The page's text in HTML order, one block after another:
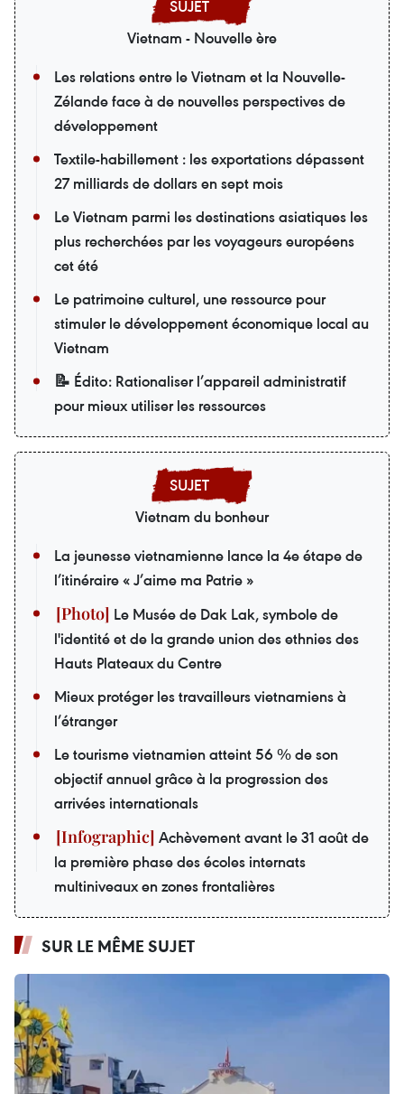
Vietnam - Nouvelle ère
Les relations entre le Vietnam et la Nouvelle-
Zélande face à de nouvelles perspectives de
développement
Textile-habillement : les exportations dépassent
27 milliards de dollars en sept mois
Le Vietnam parmi les destinations asiatiques les
plus recherchées par les voyageurs européens
cet été
Le patrimoine culturel, une ressource pour
stimuler le développement économique local au
Vietnam
📝 Édito: Rationaliser l’appareil administratif
pour mieux utiliser les ressources
Vietnam du bonheur
La jeunesse vietnamienne lance la 4e étape de
l’itinéraire « J’aime ma Patrie »
Le Musée de Dak Lak, symbole de
l'identité et de la grande union des ethnies des
Hauts Plateaux du Centre
Mieux protéger les travailleurs vietnamiens à
l’étranger
Le tourisme vietnamien atteint 56 % de son
objectif annuel grâce à la progression des
arrivées internationals
Achèvement avant le 31 août de
la première phase des écoles internats
multiniveaux en zones frontalières
SUR LE MÊME SUJET